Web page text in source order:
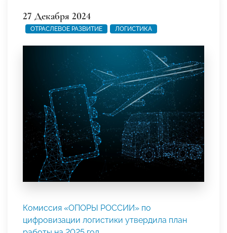
27 Декабря 2024
ОТРАСЛЕВОЕ РАЗВИТИЕ ЛОГИСТИКА
Комиссия «ОПОРЫ РОССИИ» по
цифровизации логистики утвердила план